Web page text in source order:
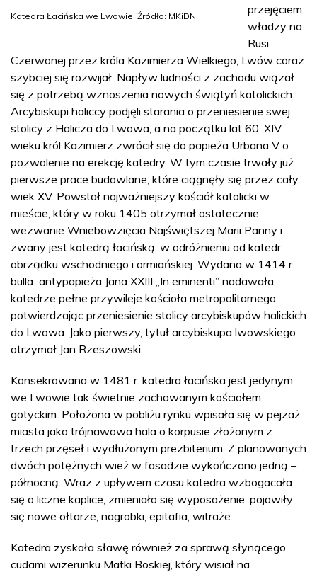
Katedra Łacińska we Lwowie. Źródło: MKiDN
przejęciem
władzy na
Rusi
Czerwonej przez króla Kazimierza Wielkiego, Lwów coraz
szybciej się rozwijał. Napływ ludności z zachodu wiązał
się z potrzebą wznoszenia nowych świątyń katolickich.
Arcybiskupi haliccy podjęli starania o przeniesienie swej
stolicy z Halicza do Lwowa, a na początku lat 60. XIV
wieku król Kazimierz zwrócił się do papieża Urbana V o
pozwolenie na erekcję katedry. W tym czasie trwały już
pierwsze prace budowlane, które ciągnęły się przez cały
wiek XV. Powstał najważniejszy kościół katolicki w
mieście, który w roku 1405 otrzymał ostatecznie
wezwanie Wniebowzięcia Najświętszej Marii Panny i
zwany jest katedrą łacińską, w odróżnieniu od katedr
obrządku wschodniego i ormiańskiej. Wydana w 1414 r.
bulla antypapieża Jana XXIII „In eminenti” nadawała
katedrze pełne przywileje kościoła metropolitarnego
potwierdzając przeniesienie stolicy arcybiskupów halickich
do Lwowa. Jako pierwszy, tytuł arcybiskupa lwowskiego
otrzymał Jan Rzeszowski.
Konsekrowana w 1481 r. katedra łacińska jest jedynym
we Lwowie tak świetnie zachowanym kościołem
gotyckim. Położona w pobliżu rynku wpisała się w pejzaż
miasta jako trójnawowa hala o korpusie złożonym z
trzech przęseł i wydłużonym prezbiterium. Z planowanych
dwóch potężnych wież w fasadzie wykończono jedną –
północną. Wraz z upływem czasu katedra wzbogacała
się o liczne kaplice, zmieniało się wyposażenie, pojawiły
się nowe ołtarze, nagrobki, epitafia, witraże.
Katedra zyskała sławę również za sprawą słynącego
cudami wizerunku Matki Boskiej, który wisiał na